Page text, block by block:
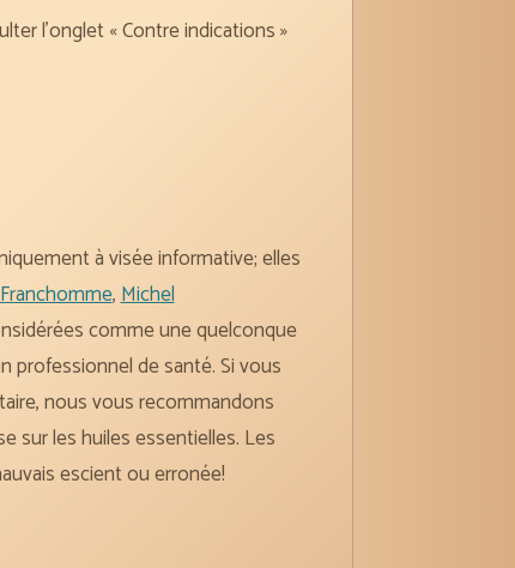
l’onglet « Contre indications »
à visée informative; elles
,Michel
comme une quelconque
professionnel de santé. Si vous
nous vous recommandons
sur les huiles essentielles. Les
escient ou erronée!